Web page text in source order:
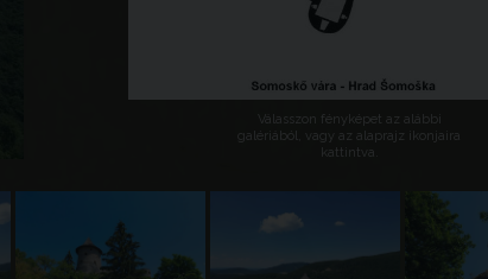
Válasszon fényképet az alábbi
galériából, vagy az alaprajz ikonjaira
kattintva.